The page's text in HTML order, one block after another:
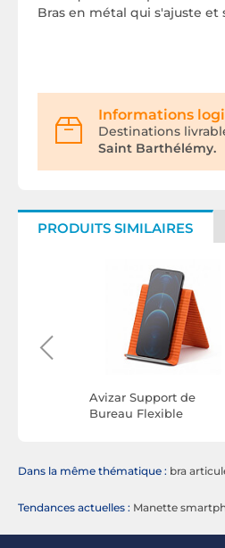
Bras en métal qui s'ajuste
Informations
Destinations
Saint Barthélémy.
PRODUITS SIMILAIRES
Avizar Support de
Bureau Flexible
Dans la même thématique : bra
Tendances actuelles : Manette